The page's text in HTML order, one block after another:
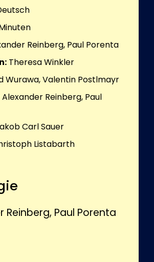
Reinberg, Paul Porenta
Theresa Winkler
Wurawa, Valentin Postlmayr
Alexander Reinberg, Paul
Carl Sauer
Listabarth
Reinberg, Paul Porenta